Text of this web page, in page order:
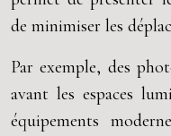
de minimiser les
Par exemple, des
avant les espaces
équipements